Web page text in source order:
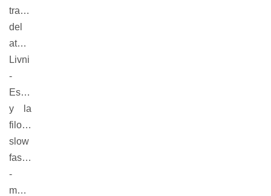
trabajo
del
atelier
Livni
-
Escuder
y la
filosofía
slow
fashion
-
moda